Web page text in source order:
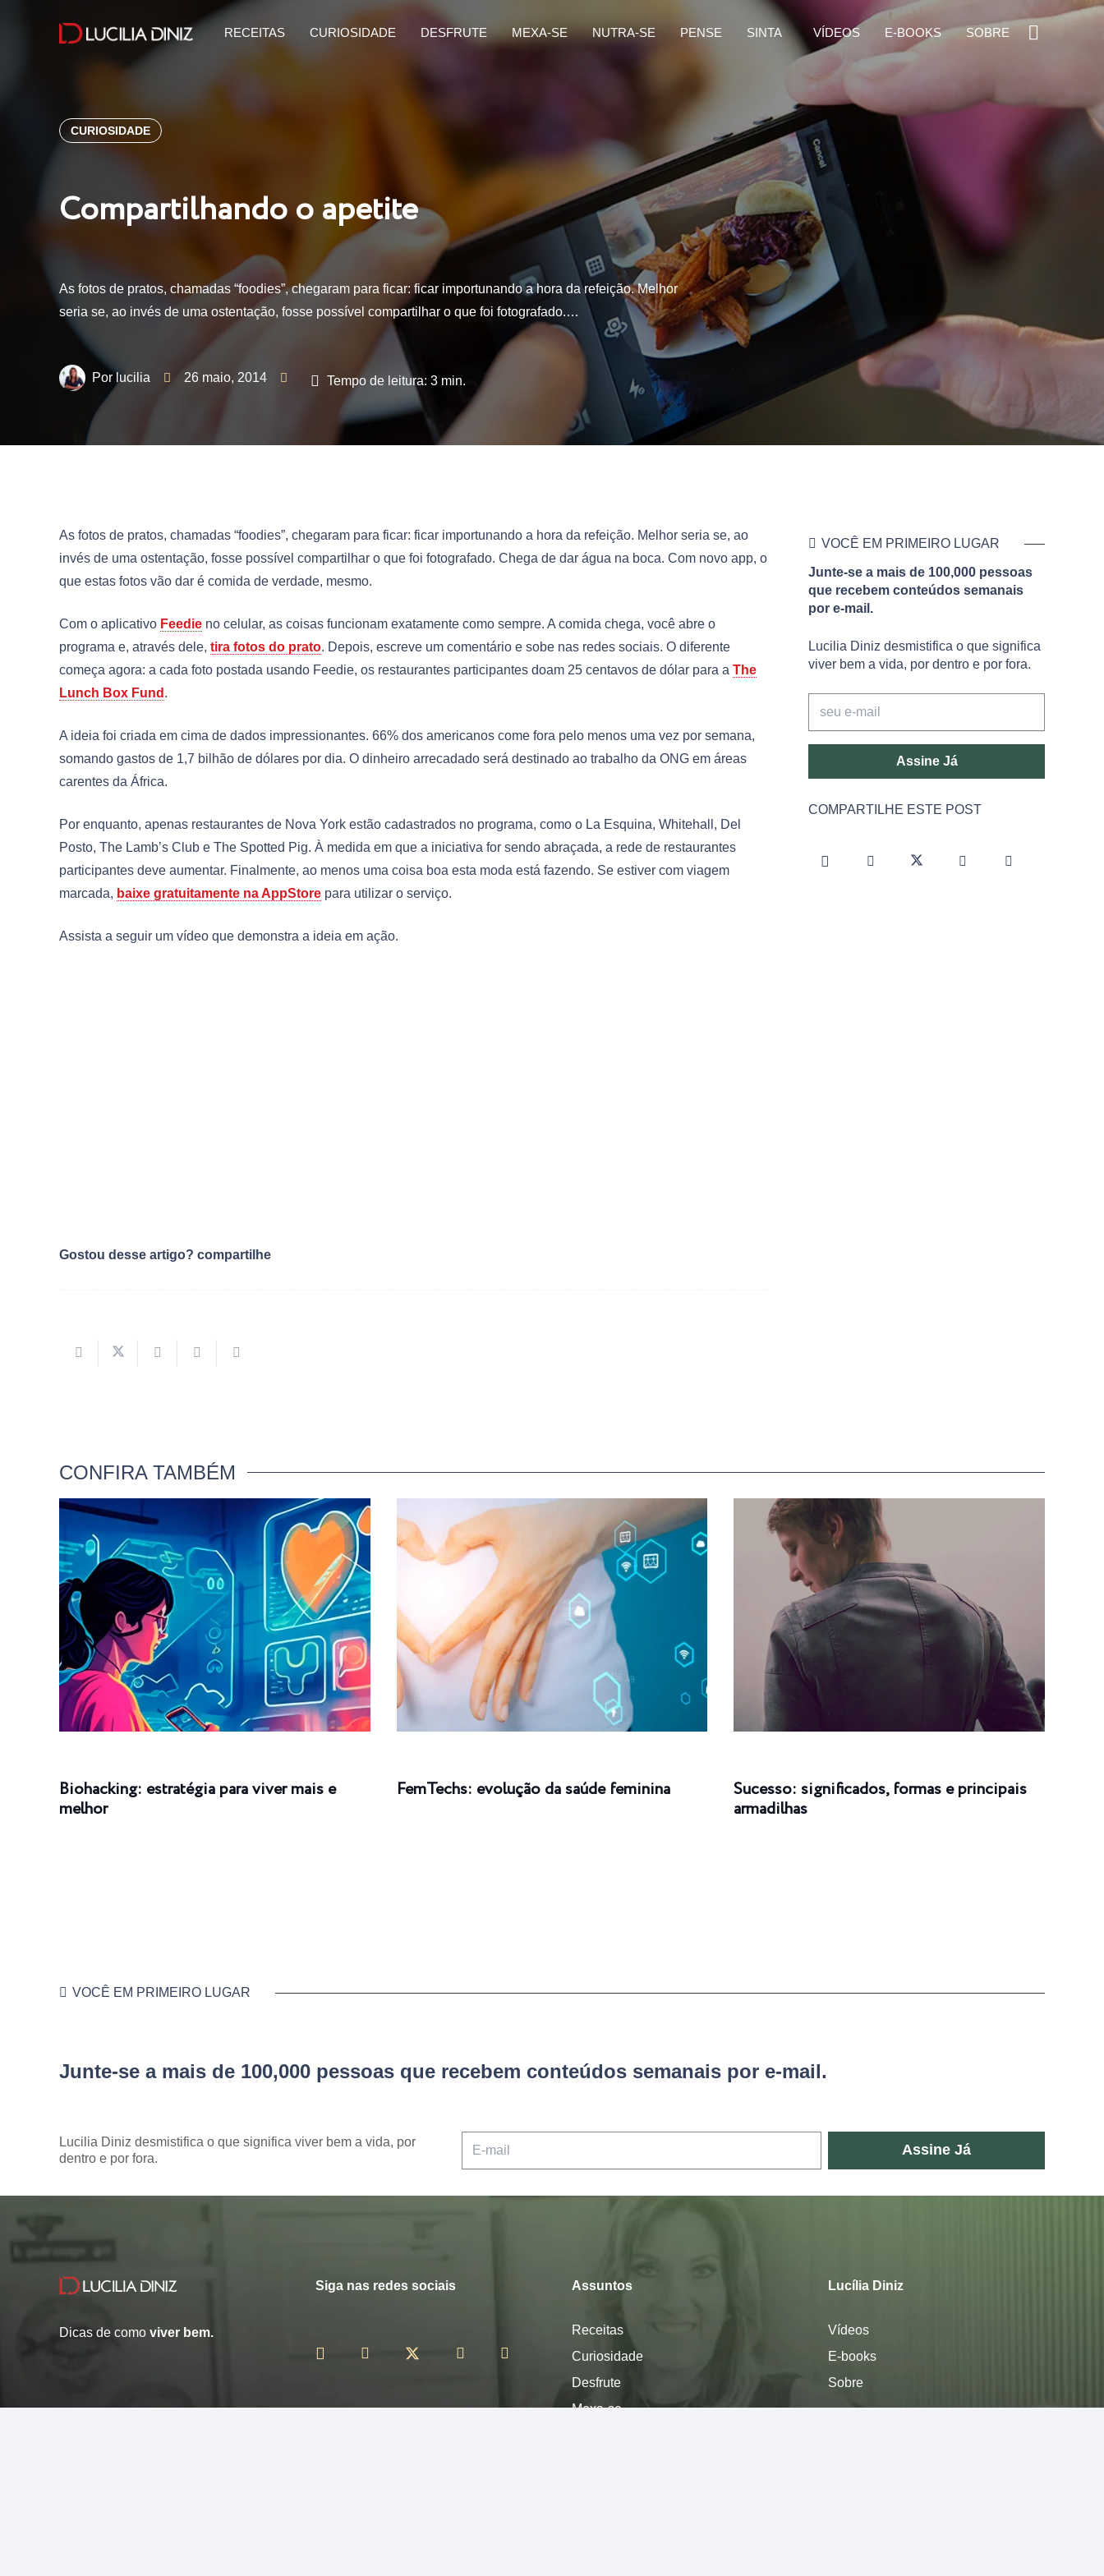
RECEITAS CURIOSIDADE DESFRUTE MEXA-SE NUTRA-SE PENSE SINTA VÍDEOS E-BOOKS SOBRE
CURIOSIDADE
Compartilhando o apetite
As fotos de pratos, chamadas “foodies”, chegaram para ficar: ficar importunando a hora da refeição. Melhor
seria se, ao invés de uma ostentação, fosse possível compartilhar o que foi fotografado.…
lucilia 26 maio, 2014 Tempo de leitura: 3 min.
As fotos de pratos, chamadas “foodies”, chegaram para ficar: ficar importunando a hora da refeição. Melhor seria se, ao
invés de uma ostentação, fosse possível compartilhar o que foi fotografado. Chega de dar água na boca. Com novo app, o
que estas fotos vão dar é comida de verdade, mesmo.
Com o aplicativo Feedie no celular, as coisas funcionam exatamente como sempre. A comida chega, você abre o
programa e, através dele, tira fotos do prato. Depois, escreve um comentário e sobe nas redes sociais. O diferente
começa agora: a cada foto postada usando Feedie, os restaurantes participantes doam 25 centavos de dólar para a The
Lunch Box Fund .
A ideia foi criada em cima de dados impressionantes. 66% dos americanos come fora pelo menos uma vez por semana,
somando gastos de 1,7 bilhão de dólares por dia. O dinheiro arrecadado será destinado ao trabalho da ONG em áreas
carentes da África.
Por enquanto, apenas restaurantes de Nova York estão cadastrados no programa, como o La Esquina, Whitehall, Del
Posto, The Lamb’s Club e The Spotted Pig. À medida em que a iniciativa for sendo abraçada, a rede de restaurantes
participantes deve aumentar. Finalmente, ao menos uma coisa boa esta moda está fazendo. Se estiver com viagem
marcada, baixe gratuitamente na AppStore para utilizar o serviço.
Assista a seguir um vídeo que demonstra a ideia em ação.
Gostou desse artigo? compartilhe
VOCÊ EM PRIMEIRO LUGAR
Junte-se a mais de 100,000 pessoas
que recebem conteúdos semanais
por e-mail.
Lucilia Diniz desmistifica o que significa
viver bem a vida, por dentro e por fora.
Assine Já
COMPARTILHE ESTE POST
CONFIRA TAMBÉM
Biohacking: estratégia para viver mais e
melhor
FemTechs: evolução da saúde feminina
Sucesso: significados, formas e principais
armadilhas
VOCÊ EM PRIMEIRO LUGAR
Junte-se a mais de 100,000 pessoas que recebem conteúdos semanais por e-mail.
Lucilia Diniz desmistifica o que significa viver bem a vida, por
dentro e por fora.
Assine Já
Dicas de como viver bem.
Siga nas redes sociais Assuntos
Receitas
Curiosidade
Desfrute
Mexa-se
Lucília Diniz
Vídeos
E-books
Sobre